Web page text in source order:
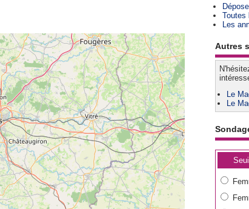
Toutes
Les
Autres
Le
Le